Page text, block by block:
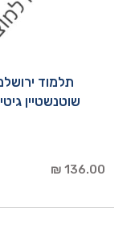
תלמוד
שוטנשטיין
136.00 ₪